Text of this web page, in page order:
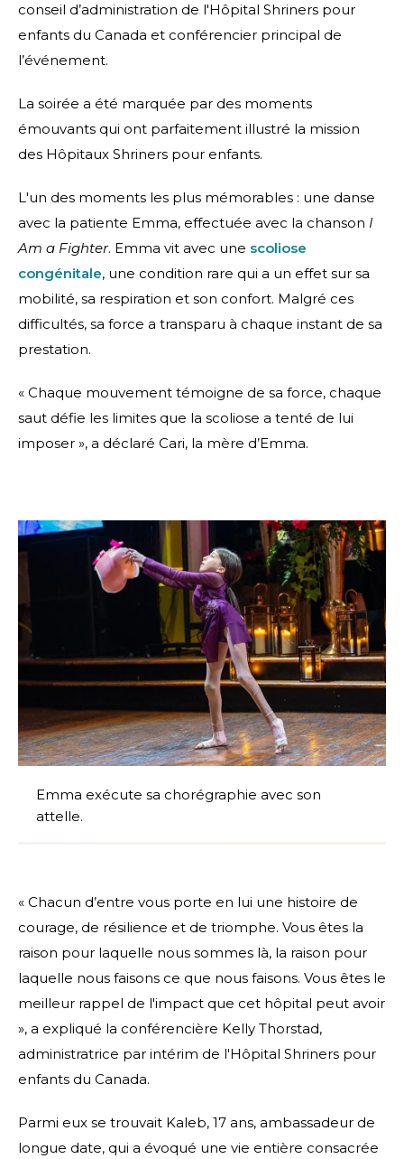
conseil d’administration de l'Hôpital Shriners pour
enfants du Canada et conférencier principal de
l’événement.
La soirée a été marquée par des moments
émouvants qui ont parfaitement illustré la mission
des Hôpitaux Shriners pour enfants.
L'un des moments les plus mémorables : une danse
avec la patiente Emma, effectuée avec la chanson I
Am a Fighter. Emma vit avec une scoliose
congénitale, une condition rare qui a un effet sur sa
mobilité, sa respiration et son confort. Malgré ces
difficultés, sa force a transparu à chaque instant de sa
prestation.
« Chaque mouvement témoigne de sa force, chaque
saut défie les limites que la scoliose a tenté de lui
imposer », a déclaré Cari, la mère d’Emma.
Emma exécute sa chorégraphie avec son
attelle.
« Chacun d’entre vous porte en lui une histoire de
courage, de résilience et de triomphe. Vous êtes la
raison pour laquelle nous sommes là, la raison pour
laquelle nous faisons ce que nous faisons. Vous êtes le
meilleur rappel de l'impact que cet hôpital peut avoir
», a expliqué la conférencière Kelly Thorstad,
administratrice par intérim de l'Hôpital Shriners pour
enfants du Canada.
Parmi eux se trouvait Kaleb, 17 ans, ambassadeur de
longue date, qui a évoqué une vie entière consacrée